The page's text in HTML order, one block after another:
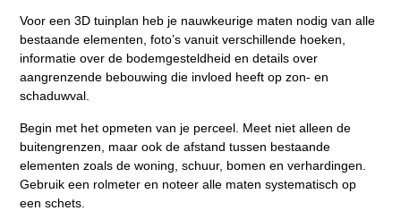
Voor een 3D tuinplan heb je nauwkeurige maten nodig van alle
bestaande elementen, foto’s vanuit verschillende hoeken,
informatie over de bodemgesteldheid en details over
aangrenzende bebouwing die invloed heeft op zon- en
schaduwval.
Begin met het opmeten van je perceel. Meet niet alleen de
buitengrenzen, maar ook de afstand tussen bestaande
elementen zoals de woning, schuur, bomen en verhardingen.
Gebruik een rolmeter en noteer alle maten systematisch op
een schets.